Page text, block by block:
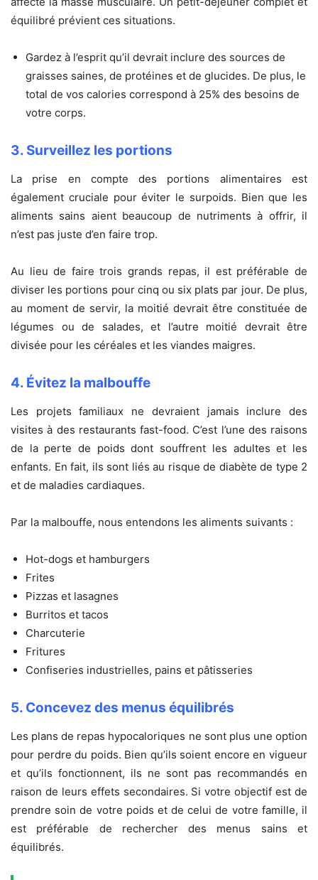
équilibré prévient ces situations.
Gardez à l’esprit qu’il devrait inclure des sources de
graisses saines, de protéines et de glucides. De plus, le
total de vos calories correspond à 25% des besoins de
votre corps.
3. Surveillez les portions
La prise en compte des portions alimentaires est
également cruciale pour éviter le surpoids. Bien que les
aliments sains aient beaucoup de nutriments à offrir, il
n’est pas juste d’en faire trop.
Au lieu de faire trois grands repas, il est préférable de
diviser les portions pour cinq ou six plats par jour. De plus,
au moment de servir, la moitié devrait être constituée de
légumes ou de salades, et l’autre moitié devrait être
divisée pour les céréales et les viandes maigres.
4. Évitez la malbouffe
Les projets familiaux ne devraient jamais inclure des
visites à des restaurants fast-food. C’est l’une des raisons
de la perte de poids dont souffrent les adultes et les
enfants. En fait, ils sont liés au risque de diabète de type 2
et de maladies cardiaques.
Par la malbouffe, nous entendons les aliments suivants :
Hot-dogs et hamburgers
Frites
Pizzas et lasagnes
Burritos et tacos
Charcuterie
Fritures
Confiseries industrielles, pains et pâtisseries
5. Concevez des menus équilibrés
Les plans de repas hypocaloriques ne sont plus une option
pour perdre du poids. Bien qu’ils soient encore en vigueur
et qu’ils fonctionnent, ils ne sont pas recommandés en
raison de leurs effets secondaires. Si votre objectif est de
prendre soin de votre poids et de celui de votre famille, il
est préférable de rechercher des menus sains et
équilibrés.